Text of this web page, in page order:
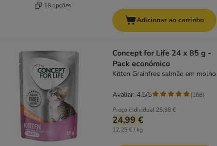
18 opções
Adicionar ao carrinho
Concept for Life 24 x 85 g -
Pack económico
Kitten Grainfree salmão em molho
Preço individual 25,98 €
24,99 €
12,25 € / kg
Avaliar: 4.5/5 (268)